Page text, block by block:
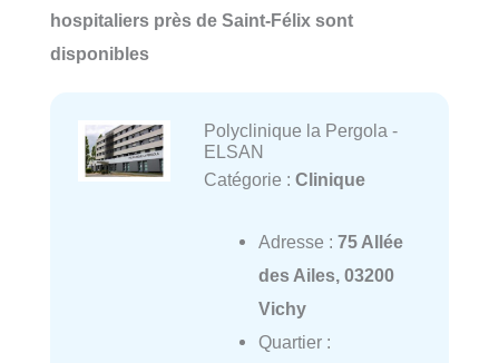
hospitaliers près de Saint-Félix sont
disponibles
Polyclinique la Pergola -
ELSAN
Catégorie : Clinique
Adresse : 75 Allée
des Ailes, 03200
Vichy
Quartier :